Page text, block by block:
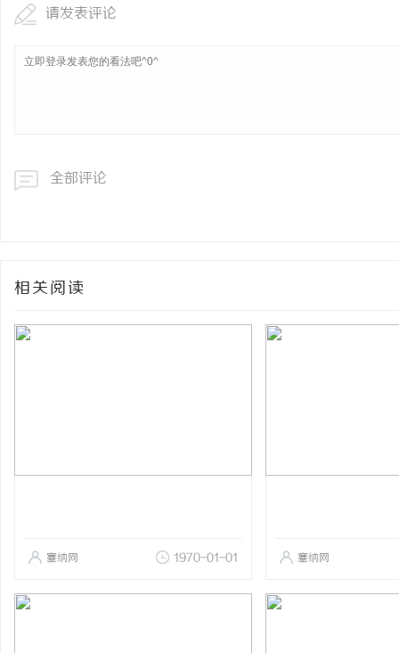
请发表评论
全部评论
相关阅读
塞纳网 1970-01-01 塞纳网